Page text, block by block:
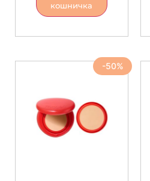
кошничка
-50%